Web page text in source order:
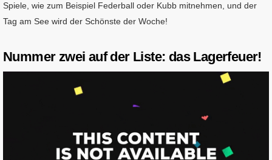
Spiele, wie zum Beispiel Federball oder Kubb mitnehmen, und der
Tag am See wird der Schönste der Woche!
Nummer zwei auf der Liste: das Lagerfeuer!